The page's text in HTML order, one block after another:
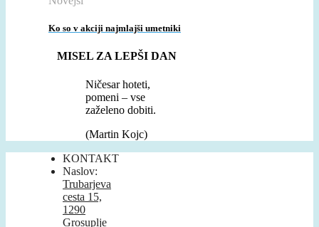
Ko so v akciji najmlajši umetniki
MISEL ZA LEPŠI DAN
Ničesar hoteti,
pomeni – vse
zaželeno dobiti.
(Martin Kojc)
KONTAKT
Naslov:
Trubarjeva
cesta 15,
1290
Grosuplje